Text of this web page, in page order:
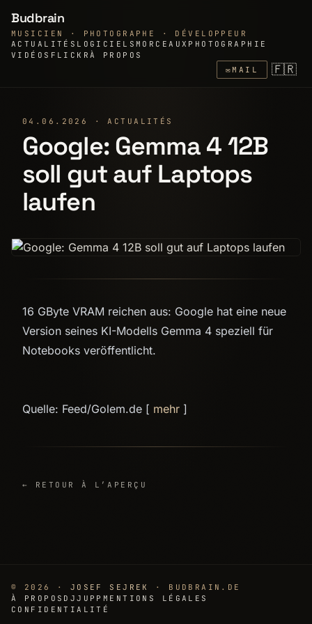
Budbrain
MUSICIEN · PHOTOGRAPHE · DÉVELOPPEUR
ACTUALITÉS LOGICIELS MORCEAUX PHOTOGRAPHIE
VIDÉOS FLICKRÀ PROPOS
✉MAIL 🇫🇷
04.06.2026 · ACTUALITÉS
Google: Gemma 4 12B
soll gut auf Laptops
laufen
16 GByte VRAM reichen aus: Google hat eine neue
Version seines KI-Modells Gemma 4 speziell für
Notebooks veröffentlicht.
Quelle: Feed/Golem.de [ mehr ]
← RETOUR À L’APERÇU
© 2026 · JOSEF SEJREK
· BUDBRAIN.DE
À PROPOS DJJUPP MENTIONS LÉGALES
CONFIDENTIALITÉ